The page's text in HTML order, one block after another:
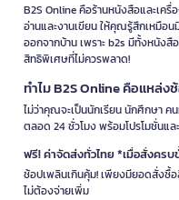
B2S Online คือร้านหนังสือและเค
อ่านและงานเขียน ให้คุณรู้สึกเหมือ
ออกจากบ้าน เพราะ b2s มีทั้งหนัง
สิทธิพิเศษที่ไม่ควรพลาด!
ทำไม B2S Online คือแหล่
ไม่ว่าคุณจะเป็นนักเรียน นักศึกษา
ตลอด 24 ชั่วโมง พร้อมโปรโมชั่นแ
ฟรี! ค่าจัดส่งทั่วไทย *เมื่อสั่งคร
ช้อปเพลินเกินคุ้ม! เพียงมียอดสั่งซื้
ไม่ต้องจ่ายเพิ่ม